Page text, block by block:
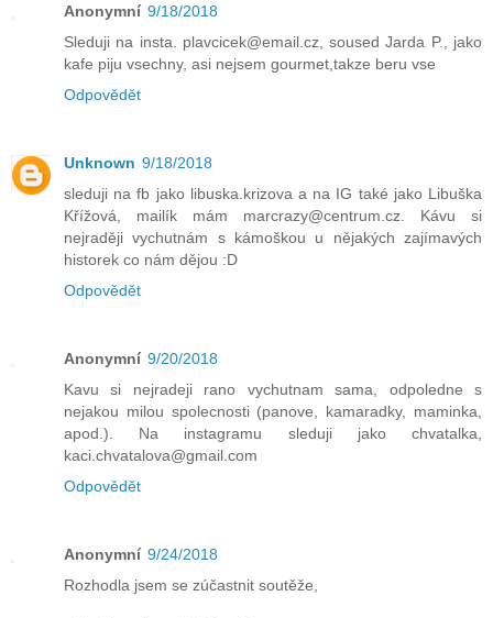
Anonymní 9/18/2018
Sleduji na insta. plavcicek@email.cz, soused Jarda P., jako
kafe piju vsechny, asi nejsem gourmet,takze beru vse
Odpovědět
Unknown 9/18/2018
sleduji na fb jako libuska.krizova a na IG také jako Libuška
Křížová, mailík mám marcrazy@centrum.cz. Kávu si
nejraději vychutnám s kámoškou u nějakých zajímavých
historek co nám dějou :D
Odpovědět
Anonymní 9/20/2018
Kavu si nejradeji rano vychutnam sama, odpoledne s
nejakou milou spolecnosti (panove, kamaradky, maminka,
apod.). Na instagramu sleduji jako chvatalka,
kaci.chvatalova@gmail.com
Odpovědět
Anonymní 9/24/2018
Rozhodla jsem se zúčastnit soutěže,